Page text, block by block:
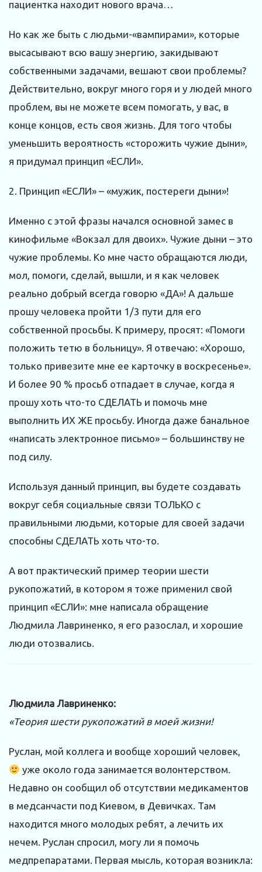
пациентка находит нового врача…
Но как же быть с людьми-«вампирами», которые
высасывают всю вашу энергию, закидывают
собственными задачами, вешают свои проблемы?
Действительно, вокруг много горя и у людей много
проблем, вы не можете всем помогать, у вас, в
конце концов, есть своя жизнь. Для того чтобы
уменьшить вероятность «сторожить чужие дыни»,
я придумал принцип «ЕСЛИ».
2. Принцип «ЕСЛИ» – «мужик, постереги дыни»!
Именно с этой фразы начался основной замес в
кинофильме «Вокзал для двоих». Чужие дыни – это
чужие проблемы. Ко мне часто обращаются люди,
мол, помоги, сделай, вышли, и я как человек
реально добрый всегда говорю «ДА»! А дальше
прошу человека пройти 1/3 пути для его
собственной просьбы. К примеру, просят: «Помоги
положить тетю в больницу». Я отвечаю: «Хорошо,
только привезите мне ее карточку в воскресенье».
И более 90 % просьб отпадает в случае, когда я
прошу хоть что-то СДЕЛАТЬ и помочь мне
выполнить ИХ ЖЕ просьбу. Иногда даже банальное
«написать электронное письмо» – большинству не
под силу.
Используя данный принцип, вы будете создавать
вокруг себя социальные связи ТОЛЬКО с
правильными людьми, которые для своей задачи
способны СДЕЛАТЬ хоть что-то.
А вот практический пример теории шести
рукопожатий, в котором я тоже применил свой
принцип «ЕСЛИ»: мне написала обращение
Людмила Лавриненко, я его разослал, и хорошие
люди отозвались.
Людмила Лавриненко:
«Теория шести рукопожатий в моей жизни!
Руслан, мой коллега и вообще хороший человек,
уже около года занимается волонтерством.
Недавно он сообщил об отсутствии медикаментов
в медсанчасти под Киевом, в Девичках. Там
находится много молодых ребят, а лечить их
нечем. Руслан спросил, могу ли я помочь
медпрепаратами. Первая мысль, которая возникла: